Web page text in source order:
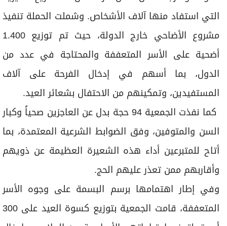
التي استفاد منها آلاف الأشخاص. وشملت الحملة تنفيذ
مشروع الأضاحي خارج الدولة، حيث تم توزيع 1.400
أضحية على الأسر المتعففة والمحتاجة في عدد من
الدول، بما أسهم في إدخال الفرحة على آلاف
المستفيدين، وتمكينهم من الاحتفال بشعائر العيد.
كما نفذت الجمعية 94 حجة بدل عن العاجزين صحياً وكبار
السن والمتوفين، وفق الضوابط الشرعية المعتمدة، بما
أتاح للمتبرعين أداء هذه الشعيرة العظيمة عن ذويهم
وأقاربهم ممن تعذر عليهم الحج.
وفي إطار اهتمامها برسم البسمة على وجوه الأسر
المتعففة، قامت الجمعية بتوزيع كسوة العيد على 300